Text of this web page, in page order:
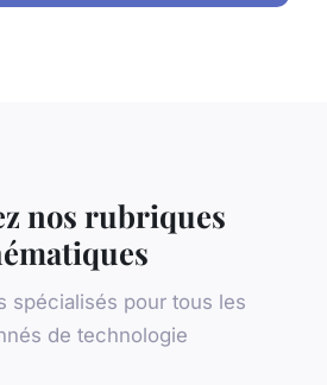
nos rubriques
spécialisés pour tous les
de technologie